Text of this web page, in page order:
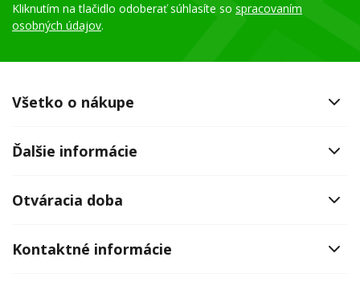
Kliknutím na tlačidlo odoberať súhlasíte so spracovaním
osobných údajov.
Všetko o nákupe
Ďalšie informácie
Otváracia doba
Kontaktné informácie